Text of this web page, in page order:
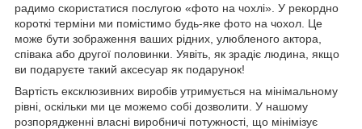
радимо скористатися послугою «фото на чохлі». У рекордно
короткі терміни ми помістимо будь-яке фото на чохол. Це
може бути зображення ваших рідних, улюбленого актора,
співака або другої половинки. Уявіть, як зрадіє людина, якщо
ви подаруєте такий аксесуар як подарунок!
Вартість ексклюзивних виробів утримується на мінімальному
рівні, оскільки ми це можемо собі дозволити. У нашому
розпорядженні власні виробничі потужності, що мінімізує